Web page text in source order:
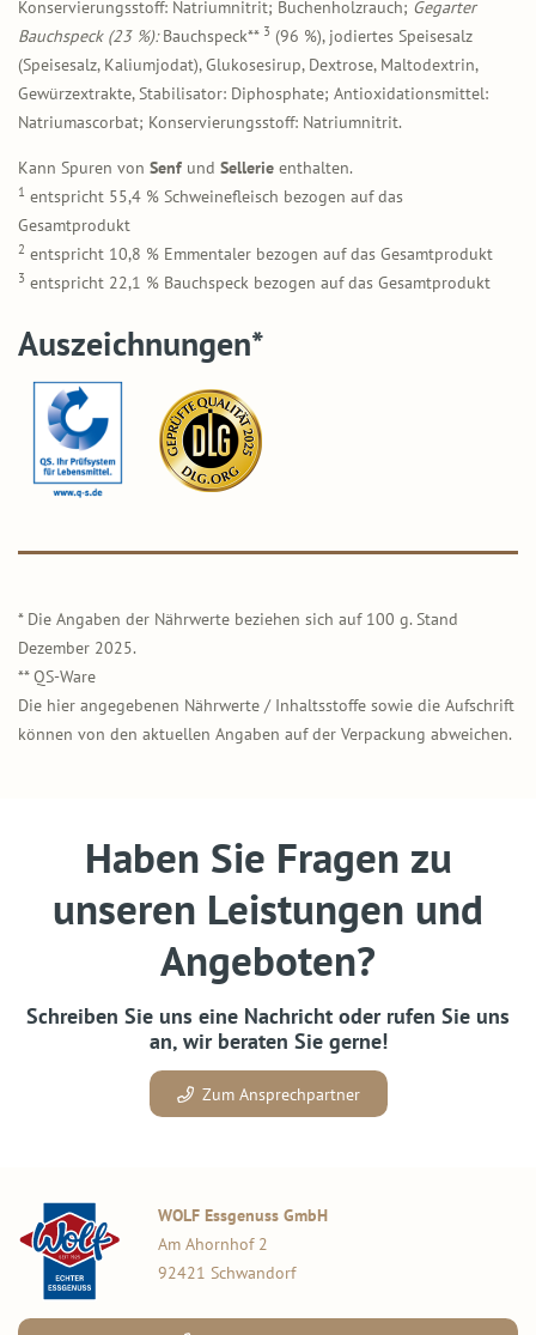
Konservierungsstoff: Natriumnitrit; Buchenholzrauch; Gegarter
Bauchspeck (23 %):Bauchspeck** 3 (96 %), jodiertes Speisesalz
(Speisesalz, Kaliumjodat), Glukosesirup, Dextrose, Maltodextrin,
Gewürzextrakte, Stabilisator: Diphosphate; Antioxidationsmittel:
Natriumascorbat; Konservierungsstoff: Natriumnitrit.
Kann Spuren von Senf und Sellerie enthalten.
1 entspricht 55,4 % Schweinefleisch bezogen auf das
Gesamtprodukt
2 entspricht 10,8 % Emmentaler bezogen auf das Gesamtprodukt
3 entspricht 22,1 % Bauchspeck bezogen auf das Gesamtprodukt
Auszeichnungen*
* Die Angaben der Nährwerte beziehen sich auf 100 g. Stand
Dezember 2025.
** QS-Ware
Die hier angegebenen Nährwerte / Inhaltsstoffe sowie die Aufschrift
können von den aktuellen Angaben auf der Verpackung abweichen.
Haben Sie Fragen zu
unseren Leistungen und
Angeboten?
Schreiben Sie uns eine Nachricht oder rufen Sie uns
an, wir beraten Sie gerne!
Zum Ansprechpartner
WOLF Essgenuss GmbH
Am Ahornhof 2
92421 Schwandorf